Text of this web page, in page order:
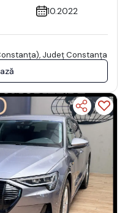
10.2022
Județ Constanţa